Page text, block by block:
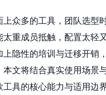
上众多的工具，团队选型
太重成员抵触，配置太轻
上隐性的培训与迁移开销
本文将结合真实使用场景
工具的核心能力与适用边